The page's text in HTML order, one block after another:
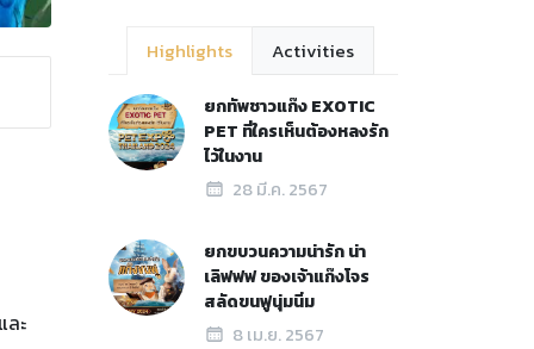
ะ
Highlights Activities
ยกทัพชาวแก๊ง EXOTIC
PET ที่ใครเห็นต้องหลงรัก
ไว้ในงาน
28 มี.ค. 2567
ยกขบวนความน่ารัก น่า
เลิฟฟฟ ของเจ้าแก๊งโจร
สลัดขนฟูนุ่มนิ่ม
8 เม.ย. 2567